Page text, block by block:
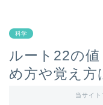
科学
ルート22の
め方や覚え方
当サイト